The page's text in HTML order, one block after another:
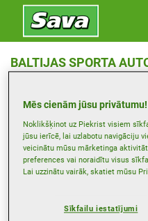
BALTIJAS SPORTA
Saņemt norādes
Skatīt tālruņa numuru
Mēs cienām jūsu privātumu!
Noklikšķinot uz Piekrist visiem
jūsu ierīcē, lai uzlabotu navigāciju
veicinātu mūsu mārketinga
preferences vai noraidītu visus
Lai uzzinātu vairāk, skatiet mūsu
Sīkfailu iestatījumi